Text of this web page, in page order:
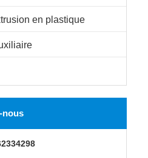
en plastique
nous